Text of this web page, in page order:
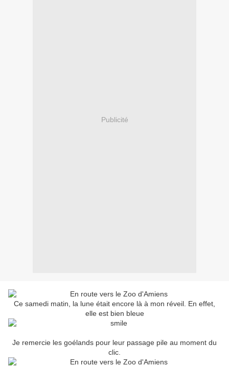
Publicité
Ce samedi matin, la lune était encore là à mon réveil. En effet,
elle est bien bleue
Je remercie les goélands pour leur passage pile au moment du
clic.